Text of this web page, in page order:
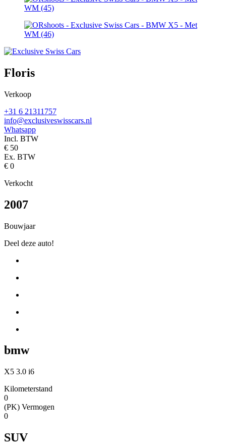
Floris
Verkoop
+31 6 21311757
info@exclusiveswisscars.nl
Whatsapp
Incl. BTW
€ 50
Ex. BTW
€ 0
Verkocht
2007
Bouwjaar
Deel deze auto!
bmw
X5 3.0 i6
Kilometerstand
0
(PK) Vermogen
0
SUV